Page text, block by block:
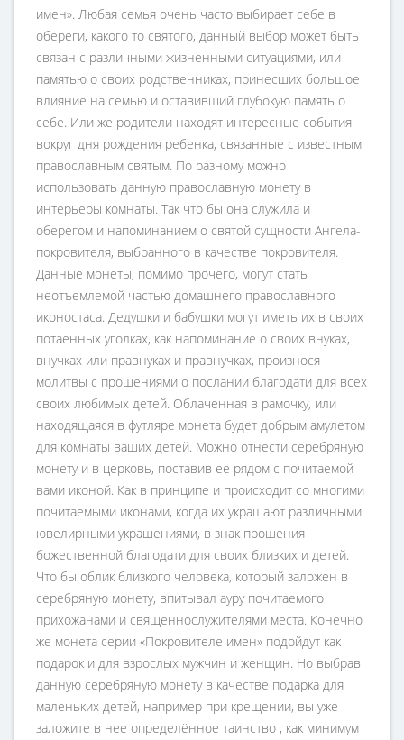
имен». Любая семья очень часто выбирает себе в
обереги, какого то святого, данный выбор может быть
связан с различными жизненными ситуациями, или
памятью о своих родственниках, принесших большое
влияние на семью и оставивший глубокую память о
себе. Или же родители находят интересные события
вокруг дня рождения ребенка, связанные с известным
православным святым. По разному можно
использовать данную православную монету в
интерьеры комнаты. Так что бы она служила и
оберегом и напоминанием о святой сущности Ангела-
покровителя, выбранного в качестве покровителя.
Данные монеты, помимо прочего, могут стать
неотъемлемой частью домашнего православного
иконостаса. Дедушки и бабушки могут иметь их в своих
потаенных уголках, как напоминание о своих внуках,
внучках или правнуках и правнучках, произнося
молитвы с прошениями о послании благодати для всех
своих любимых детей. Облаченная в рамочку, или
находящаяся в футляре монета будет добрым амулетом
для комнаты ваших детей. Можно отнести серебряную
монету и в церковь, поставив ее рядом с почитаемой
вами иконой. Как в принципе и происходит со многими
почитаемыми иконами, когда их украшают различными
ювелирными украшениями, в знак прошения
божественной благодати для своих близких и детей.
Что бы облик близкого человека, который заложен в
серебряную монету, впитывал ауру почитаемого
прихожанами и священнослужителями места. Конечно
же монета серии «Покровителе имен» подойдут как
подарок и для взрослых мужчин и женщин. Но выбрав
данную серебряную монету в качестве подарка для
маленьких детей, например при крещении, вы уже
заложите в нее определённое таинство , как минимум